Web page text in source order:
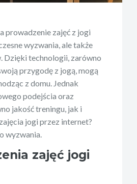
prowadzenie zajęć z jogi
wyzwania, ale także
Dzięki technologii, zarówno
przygodę z jogą, mogą
z domu. Jednak
podejścia oraz
jakość treningu, jak i
jogi przez internet?
wyzwania.
zajęć jogi